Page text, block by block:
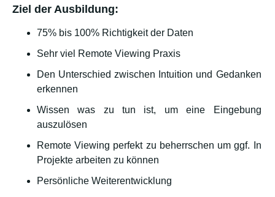
Ziel der Ausbildung:
75% bis 100% Richtigkeit der Daten
Sehr viel Remote Viewing Praxis
Den Unterschied zwischen Intuition und Gedanken
erkennen
Wissen was zu tun ist, um eine Eingebung
auszulösen
Remote Viewing perfekt zu beherrschen um ggf. In
Projekte arbeiten zu können
Persönliche Weiterentwicklung